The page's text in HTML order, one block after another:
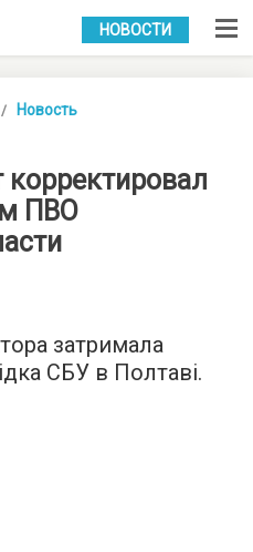
УКР РУС
НОВОСТИ
Новость
корректировал
ПВО
затримала
СБУ в Полтаві.